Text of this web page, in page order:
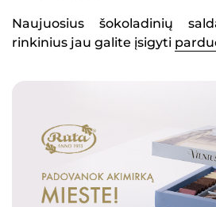
Naujuosius šokoladinių
rinkinius jau galite įsigyti